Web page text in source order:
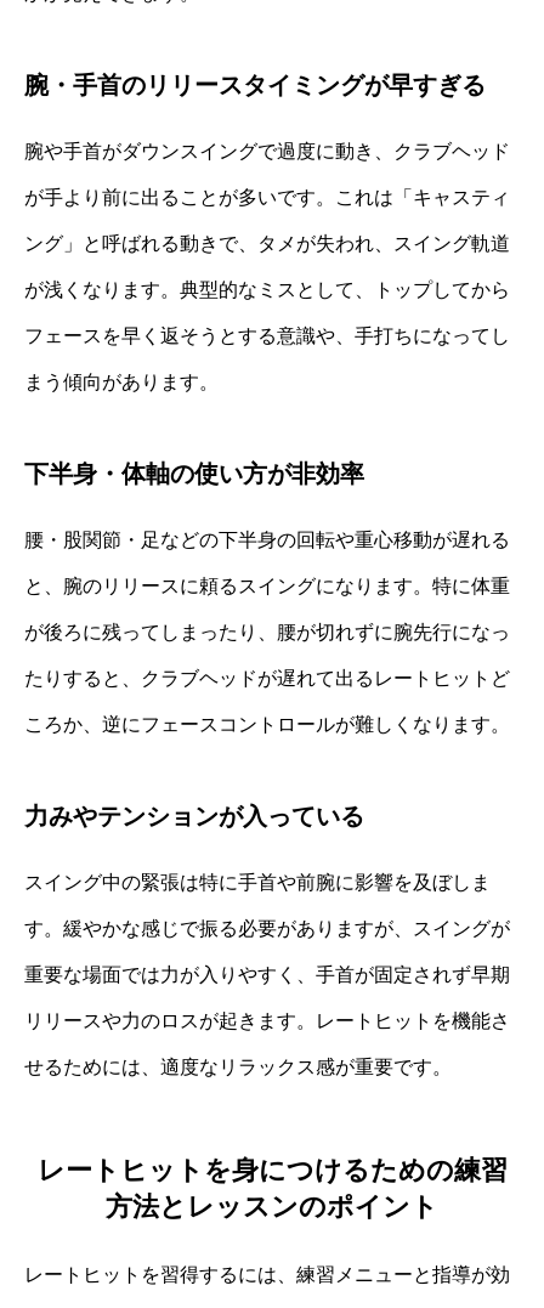
腕・手首のリリースタイミングが早すぎる
腕や手首がダウンスイングで過度に動き、クラブヘッド
が手より前に出ることが多いです。これは「キャスティ
ング」と呼ばれる動きで、タメが失われ、スイング軌道
が浅くなります。典型的なミスとして、トップしてから
フェースを早く返そうとする意識や、手打ちになってし
まう傾向があります。
下半身・体軸の使い方が非効率
腰・股関節・足などの下半身の回転や重心移動が遅れる
と、腕のリリースに頼るスイングになります。特に体重
が後ろに残ってしまったり、腰が切れずに腕先行になっ
たりすると、クラブヘッドが遅れて出るレートヒットど
ころか、逆にフェースコントロールが難しくなります。
力みやテンションが入っている
スイング中の緊張は特に手首や前腕に影響を及ぼしま
す。緩やかな感じで振る必要がありますが、スイングが
重要な場面では力が入りやすく、手首が固定されず早期
リリースや力のロスが起きます。レートヒットを機能さ
せるためには、適度なリラックス感が重要です。
レートヒットを身につけるための練習
方法とレッスンのポイント
レートヒットを習得するには、練習メニューと指導が効